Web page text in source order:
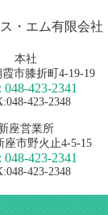
・エム有限会社
本社
市膝折町4-19-19
423-2341
423-2348
座営業所
座市野火止4-5-15
423-2341
423-2348